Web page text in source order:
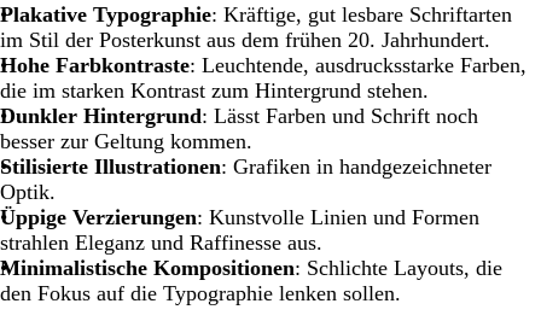
Plakative Typographie: Kräftige, gut lesbare Schriftarten
im Stil der Posterkunst aus dem frühen 20. Jahrhundert.
Hohe Farbkontraste: Leuchtende, ausdrucksstarke Farben,
die im starken Kontrast zum Hintergrund stehen.
Dunkler Hintergrund: Lässt Farben und Schrift noch
besser zur Geltung kommen.
Stilisierte Illustrationen: Grafiken in handgezeichneter
Optik.
Üppige Verzierungen: Kunstvolle Linien und Formen
strahlen Eleganz und Raffinesse aus.
Minimalistische Kompositionen: Schlichte Layouts, die
den Fokus auf die Typographie lenken sollen.